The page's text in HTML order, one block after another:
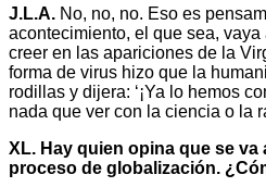
J.L.A. No, no, no. Eso es
acontecimiento, el que sea,
creer en las apariciones de la
forma de virus hizo que la
rodillas y dijera: ‘¡Ya lo hemos
nada que ver con la ciencia o la
XL. Hay quien opina que se va
proceso de globalización.